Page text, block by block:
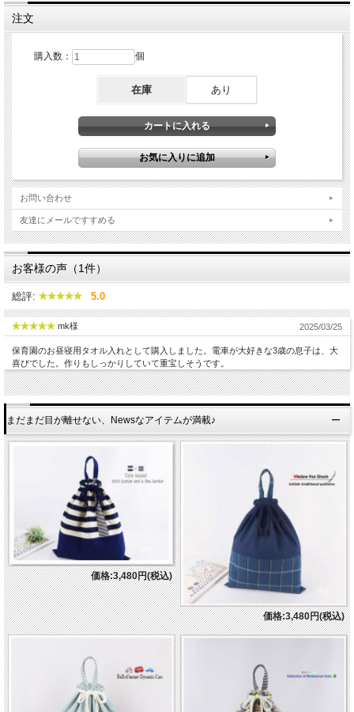
注文
購入数： 個
在庫 あり
お問い合わせ
友達にメールですすめる
お客様の声（1件）
総評: 5.0
mk様 2025/03/25
保育園のお昼寝用タオル入れとして購入しました。電車が大好きな3歳の息子は、大
喜びでした。作りもしっかりしていて重宝しそうです。
まだまだ目が離せない、Newsなアイテムが満載♪
価格:3,480円(税込)
価格:3,480円(税込)